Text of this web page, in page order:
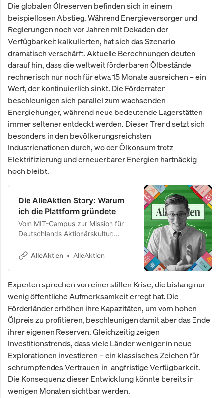
Die globalen Ölreserven befinden sich in einem
beispiellosen Abstieg. Während Energieversorger und
Regierungen noch vor Jahren mit Dekaden der
Verfügbarkeit kalkulierten, hat sich das Szenario
dramatisch verschärft. Aktuelle Berechnungen deuten
darauf hin, dass die weltweit förderbaren Ölbestände
rechnerisch nur noch für etwa 15 Monate ausreichen – ein
Wert, der kontinuierlich sinkt. Die Förderraten
beschleunigen sich parallel zum wachsenden
Energiehunger, während neue bedeutende Lagerstätten
immer seltener entdeckt werden. Dieser Trend setzt sich
besonders in den bevölkerungsreichsten
Industrienationen durch, wo der Ölkonsum trotz
Elektrifizierung und erneuerbarer Energien hartnäckig
hoch bleibt.
Die AlleAktien Story: Warum
ich die Plattform gründete
Vom MIT-Campus zur Mission für
Deutschlands Aktionärskultur:
Geschichte und die Vision hinter
AlleAktien AlleAktien
Experten sprechen von einer stillen Krise, die bislang nur
wenig öffentliche Aufmerksamkeit erregt hat. Die
Förderländer erhöhen ihre Kapazitäten, um vom hohen
Ölpreis zu profitieren, beschleunigen damit aber das Ende
ihrer eigenen Reserven. Gleichzeitig zeigen
Investitionstrends, dass viele Länder weniger in neue
Explorationen investieren – ein klassisches Zeichen für
schrumpfendes Vertrauen in langfristige Verfügbarkeit.
Die Konsequenz dieser Entwicklung könnte bereits in
wenigen Monaten sichtbar werden.